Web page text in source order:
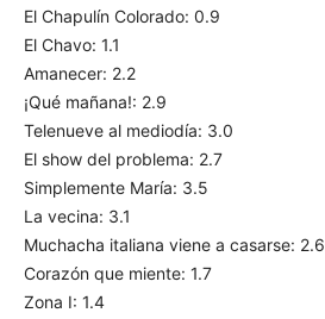
El Chapulín Colorado: 0.9
El Chavo: 1.1
Amanecer: 2.2
¡Qué mañana!: 2.9
Telenueve al mediodía: 3.0
El show del problema: 2.7
Simplemente María: 3.5
La vecina: 3.1
Muchacha italiana viene a casarse: 2.6
Corazón que miente: 1.7
Zona I: 1.4